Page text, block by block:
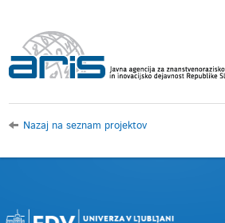
Nazaj na seznam projektov